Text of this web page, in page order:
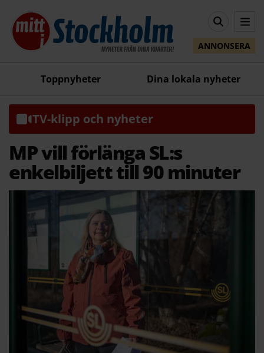
ANNONSERA
Toppnyheter Dina lokala nyheter
TV-klipp och nyheter
MP vill förlänga SL:s
enkelbiljett till 90 minuter